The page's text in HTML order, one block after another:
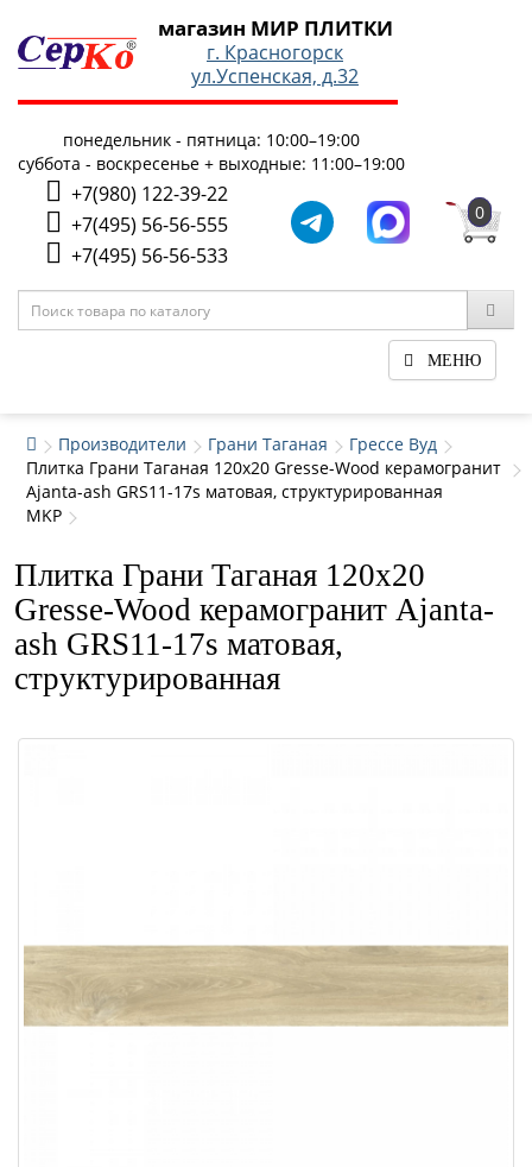
магазин МИР ПЛИТКИ
г. Красногорск
ул.Успенская, д.32
понедельник - пятница: 10:00–19:00
суббота - воскресенье + выходные: 11:00–19:00
+7(980) 122-39-22
+7(495) 56-56-555
+7(495) 56-56-533
0
МЕНЮ
Производители Грани Таганая
Грессе Вуд
Плитка Грани Таганая 120x20 Gresse-Wood керамогранит
Ajanta-ash GRS11-17s матовая, структурированная
MKP
Плитка Грани Таганая 120x20
Gresse-Wood керамогранит Ajanta-
ash GRS11-17s матовая,
структурированная